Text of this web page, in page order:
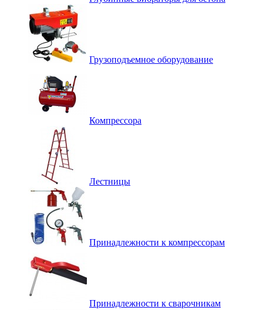
Грузоподъемное оборудование
Компрессора
Лестницы
Принадлежности к компрессорам
Принадлежности к сварочникам